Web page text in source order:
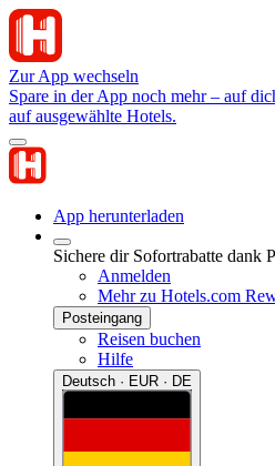
Zur App wechseln
Spare in der App noch mehr – auf
auf ausgewählte Hotels.
App herunterladen
Sichere dir Sofortrabatte dank
Anmelden
Mehr zu Hotels.com
Posteingang
Reisen buchen
Hilfe
Deutsch · EUR · DE